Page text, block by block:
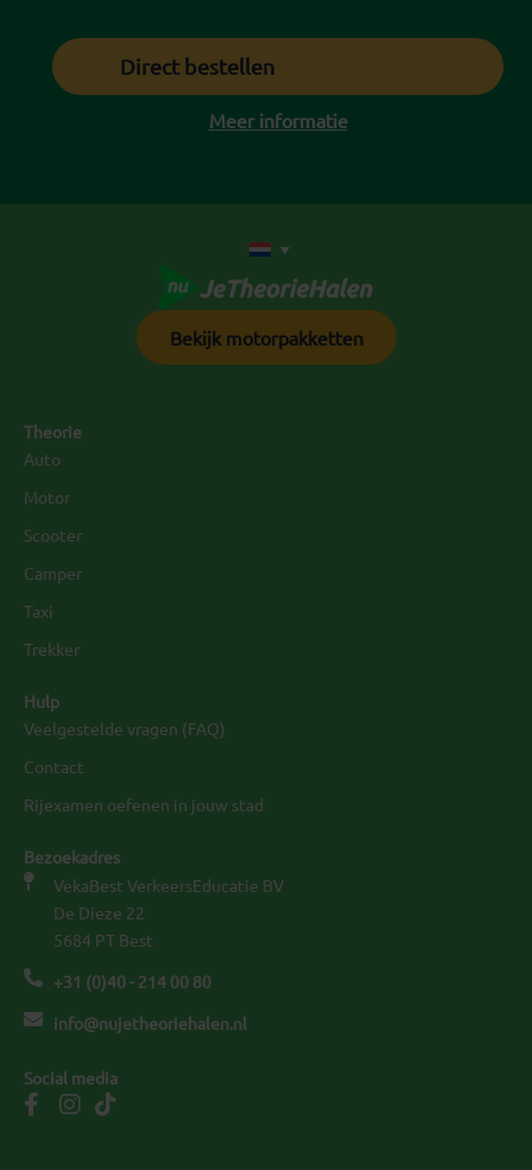
Direct bestellen
Meer informatie
Bekijk motorpakketten
Theorie
Auto
Motor
Scooter
Camper
Taxi
Trekker
Hulp
Veelgestelde vragen (FAQ)
Contact
Rijexamen oefenen in jouw stad
Bezoekadres
VekaBest VerkeersEducatie BV
De Dieze 22
5684 PT Best
+31 (0)40 - 214 00 80
info@nujetheoriehalen.nl
Social media